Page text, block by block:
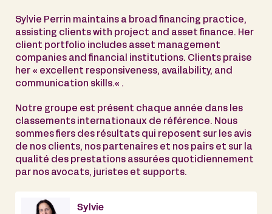
Sylvie Perrin maintains a broad financing practice,
assisting clients with project and asset finance. Her
client portfolio includes asset management
companies and financial institutions. Clients praise
her « excellent responsiveness, availability, and
communication skills.« .
Notre groupe est présent chaque année dans les
classements internationaux de référence. Nous
sommes fiers des résultats qui reposent sur les avis
de nos clients, nos partenaires et nos pairs et sur la
qualité des prestations assurées quotidiennement
par nos avocats, juristes et supports.
Sylvie